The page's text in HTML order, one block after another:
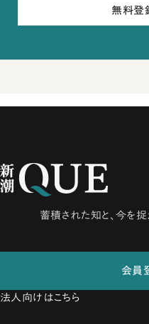
無料登
蓄積された知と、今を
会員
法人向けはこちら